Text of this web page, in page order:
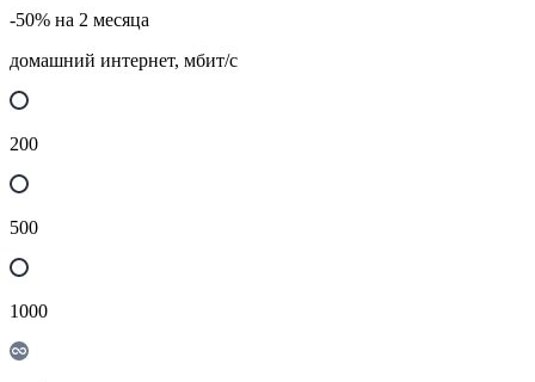
-50% на 2 месяца
домашний интернет, мбит/с
200
500
1000